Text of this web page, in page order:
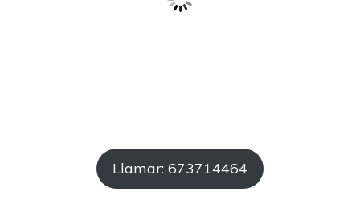
Llamar: 673714464